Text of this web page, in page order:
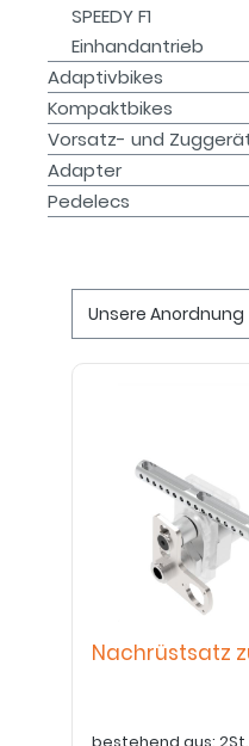
SPEEDY F1
Einhandantrieb
Adaptivbikes
Kompaktbikes
Vorsatz- und
Adapter
Pedelecs
Nachrüstsatz